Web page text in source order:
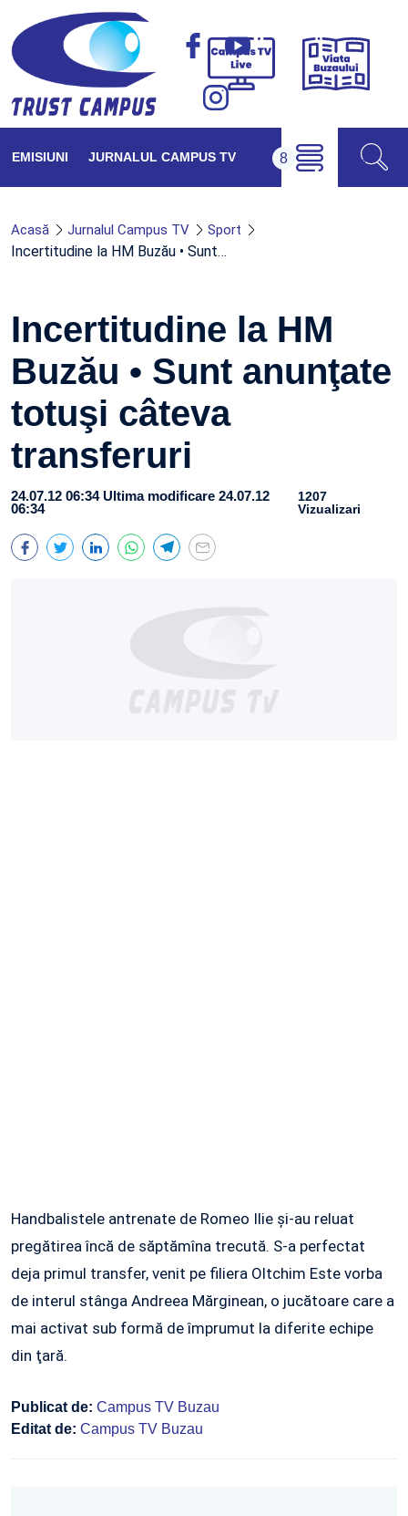
Campus
Viața
EMISIUNI JURNALUL CAMPUS TV
Acasă Jurnalul Campus TV Sport
Incertitudine la HM Buzău • Sunt…
Incertitudine la HM
Buzău • Sunt anunţate
totuşi câteva
transferuri
24.07.12 06:34 Ultima modificare 24.07.12
06:34
1207
Vizualizari
Handbalistele antrenate de Romeo Ilie şi-au reluat
pregătirea încă de săptămîna trecută. S-a perfectat
deja primul transfer, venit pe filiera Oltchim Este vorba
de interul stânga Andreea Mărginean, o jucătoare care a
mai activat sub formă de împrumut la diferite echipe
din ţară.
Publicat de: Campus TV Buzau
Editat de: Campus TV Buzau